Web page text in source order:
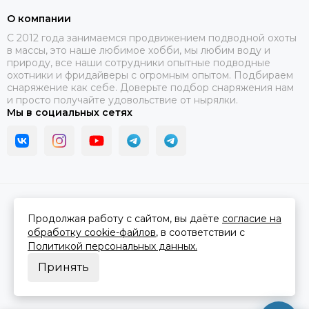
О компании
C 2012 года занимаемся продвижением подводной охоты
в массы, это наше любимое хобби, мы любим воду и
природу, все наши сотрудники опытные подводные
охотники и фридайверы с огромным опытом. Подбираем
снаряжение как себе. Доверьте подбор снаряжения нам
и просто получайте удовольствие от нырялки.
Мы в социальных сетях
Сделано вMOSK.STUDIOдля платформыInSales
Продолжая работу с сайтом, вы даёте согласие на
обработку cookie-файлов, в соответствии с
Политикой персональных данных.
Принять